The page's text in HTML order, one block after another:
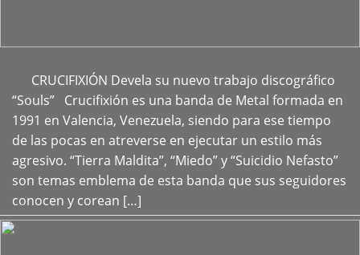
CRUCIFIXIÓN Devela su nuevo trabajo discográfico
“Souls” Crucifixión es una banda de Metal formada en
1991 en Valencia, Venezuela, siendo para ese tiempo
de las pocas en atreverse en ejecutar un estilo más
agresivo. “Tierra Maldita”, “Miedo” y “Suicidio Nefasto”
son temas emblema de esta banda que sus seguidores
conocen y corean […]
+